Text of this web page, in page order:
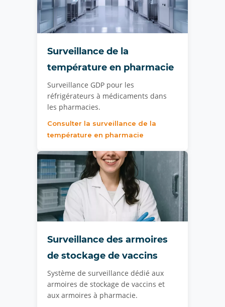
Surveillance de la
température en pharmacie
Surveillance GDP pour les
réfrigérateurs à médicaments dans
les pharmacies.
Consulter la surveillance de la
température en pharmacie
Surveillance des armoires
de stockage de vaccins
Système de surveillance dédié aux
armoires de stockage de vaccins et
aux armoires à pharmacie.